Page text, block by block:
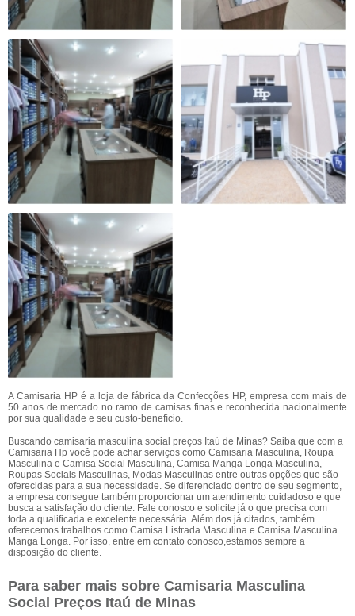
A Camisaria HP é a loja de fábrica da Confecções HP, empresa com mais de
50 anos de mercado no ramo de camisas finas e reconhecida nacionalmente
por sua qualidade e seu custo-benefício.
Buscando camisaria masculina social preços Itaú de Minas? Saiba que com a
Camisaria Hp você pode achar serviços como Camisaria Masculina, Roupa
Masculina e Camisa Social Masculina, Camisa Manga Longa Masculina,
Roupas Sociais Masculinas, Modas Masculinas entre outras opções que são
oferecidas para a sua necessidade. Se diferenciado dentro de seu segmento,
a empresa consegue também proporcionar um atendimento cuidadoso e que
busca a satisfação do cliente. Fale conosco e solicite já o que precisa com
toda a qualificada e excelente necessária. Além dos já citados, também
oferecemos trabalhos como Camisa Listrada Masculina e Camisa Masculina
Manga Longa. Por isso, entre em contato conosco,estamos sempre a
disposição do cliente.
Para saber mais sobre Camisaria Masculina
Social Preços Itaú de Minas